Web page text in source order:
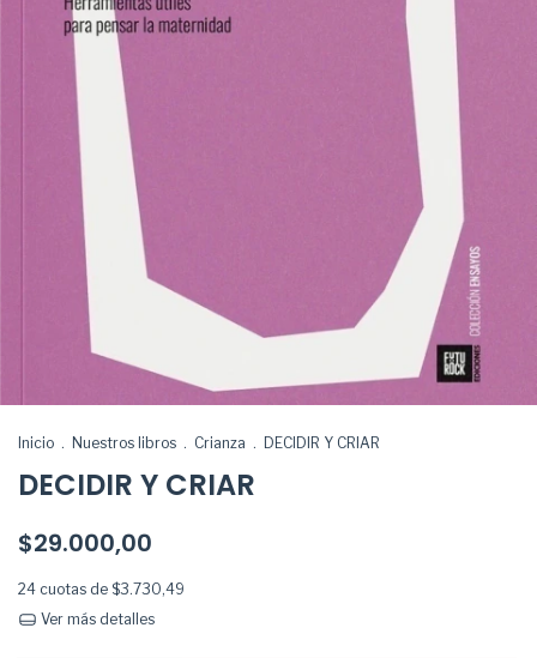
Inicio . Nuestros libros . Crianza . DECIDIR Y CRIAR
DECIDIR Y CRIAR
$29.000,00
24 cuotas de $3.730,49
Ver más detalles